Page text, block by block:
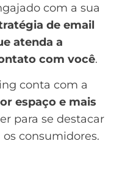
com a sua
de email
atenda a
com você.
conta com a
espaço e mais
para se destacar
consumidores.